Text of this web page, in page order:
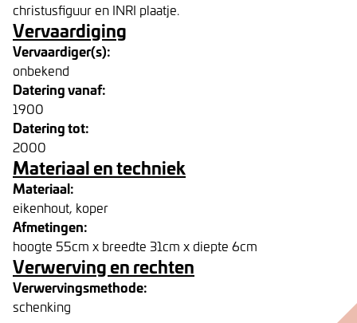
christusfiguur en INRI plaatje.
Vervaardiging
Vervaardiger(s):
onbekend
Datering vanaf:
1900
Datering tot:
2000
Materiaal en techniek
Materiaal:
eikenhout, koper
Afmetingen:
hoogte 55cm x breedte 31cm x diepte 6cm
Verwerving en rechten
Verwervingsmethode:
schenking